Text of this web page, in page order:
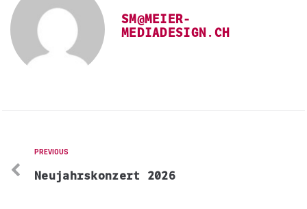
SM@MEIER-
MEDIADESIGN.CH
PREVIOUS
Neujahrskonzert 2026